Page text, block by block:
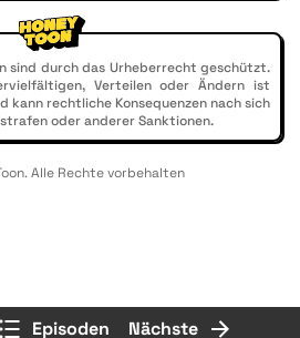
sind durch das Urheberrecht geschützt.
Verteilen oder Ändern ist
rechtliche Konsequenzen nach sich
oder anderer Sanktionen.
Alle Rechte vorbehalten
Episoden Nächste